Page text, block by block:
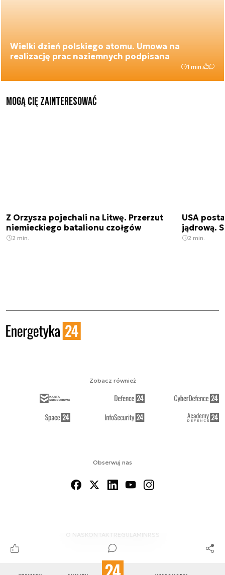
Wielki dzień polskiego atomu. Umowa na
realizację prac naziemnych podpisana
1 min.
Mogą Cię zainteresować
Z Orzysza pojechali na Litwę. Przerzut
niemieckiego batalionu czołgów
2 min.
USA
jądrową.
2 min.
Obserwuj nas
O NAS KONTAKTREGULAMINRSS
Zobacz również